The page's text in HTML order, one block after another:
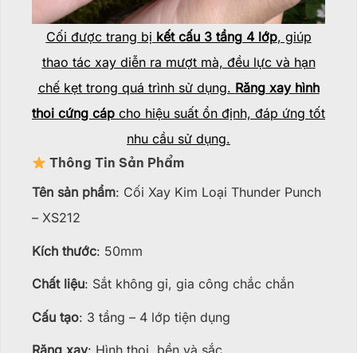
Cối được trang bị kết cấu 3 tầng 4 lớp, giúp
thao tác xay diễn ra mượt mà, đều lực và hạn
chế kẹt trong quá trình sử dụng. Răng xay hình
thoi cứng cáp cho hiệu suất ổn định, đáp ứng tốt
nhu cầu sử dụng.
Thông Tin Sản Phẩm
Tên sản phẩm: Cối Xay Kim Loại Thunder Punch
– XS212
Kích thước: 50mm
Chất liệu: Sắt không gỉ, gia công chắc chắn
Cấu tạo: 3 tầng – 4 lớp tiện dụng